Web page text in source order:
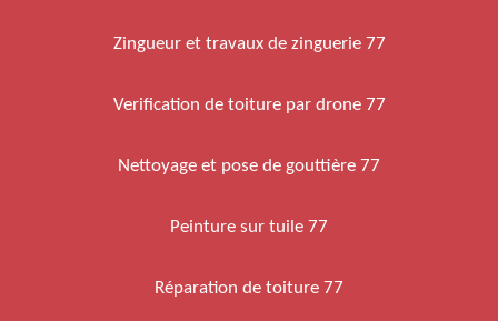
Zingueur et travaux de zinguerie 77
Verification de toiture par drone 77
Nettoyage et pose de gouttière 77
Peinture sur tuile 77
Réparation de toiture 77